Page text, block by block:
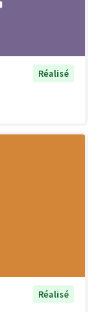
Réalisé
Réalisé